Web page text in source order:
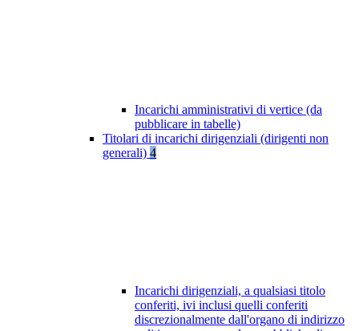
Incarichi amministrativi di vertice (da
pubblicare in tabelle)
Titolari di incarichi dirigenziali (dirigenti non
generali) 4
Incarichi dirigenziali, a qualsiasi titolo
conferiti, ivi inclusi quelli conferiti
discrezionalmente dall'organo di indirizzo